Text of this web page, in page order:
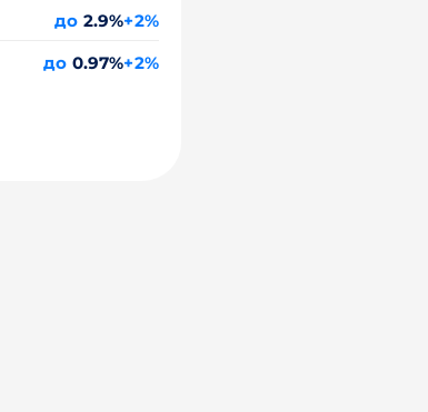
до 2.9%+2%
до 0.97%+2%